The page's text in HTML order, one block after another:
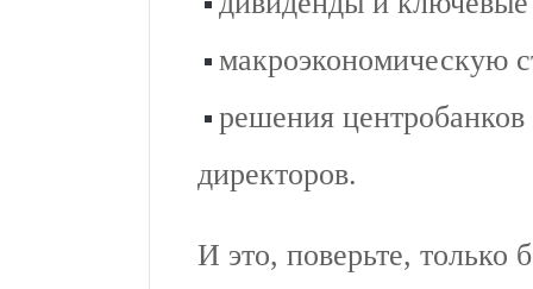
макроэкономическую
решения
директоров.
И это, поверьте, только